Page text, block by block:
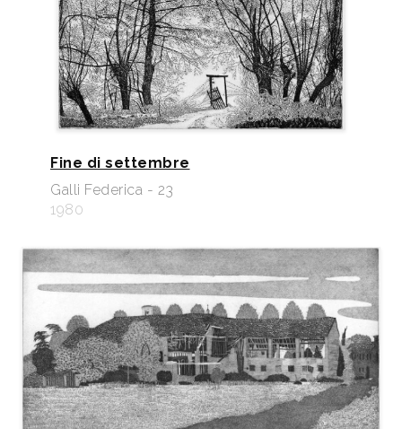
Fine di settembre
Galli Federica - 23
1980